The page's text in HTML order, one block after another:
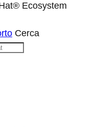
Ecosystem
Cerca